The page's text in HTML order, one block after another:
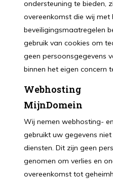
ondersteuning te bieden,
overeenkomst die wij met
beveiligingsmaatregelen
gebruik van cookies om
geen persoonsgegevens
binnen het eigen concern
Webhosting
MijnDomein
Wij nemen webhosting-
gebruikt uw gegevens
diensten. Dit zijn geen
genomen om verlies en
overeenkomst tot